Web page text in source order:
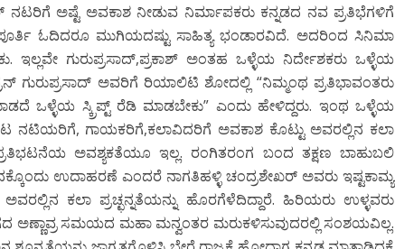
ಅಷ್ಟೆ ಅವಕಾಶ ನೀಡುವ ನಿರ್ಮಾಪಕರು ಕನ್ನಡದ ನವ ಪ್ರತಿಭೆಗಳಿಗೆ
ಪೂರ್ತಿ ಓದಿದರೂ ಮುಗಿಯದಷ್ಟು ಸಾಹಿತ್ಯ ಭಂಡಾರವಿದೆ. ಅದರಿಂದ ಸಿನಿಮಾ
ಇಲ್ಲವೇ ಗುರುಪ್ರಸಾದ್,ಪ್ರಕಾಶ್ ಅಂತಹ ಒಳ್ಳೆಯ ನಿರ್ದೇಶಕರು ಒಳ್ಳೆಯ
ಗುರುಪ್ರಸಾದ್ ಅವರಿಗೆ ರಿಯಾಲಿಟಿ ಶೋದಲ್ಲಿ “ನಿಮ್ಮಂಥ ಪ್ರತಿಭಾವಂತರು
ಒಳ್ಳೆಯ ಸ್ಕ್ರಿಪ್ಟ್ ರೆಡಿ ಮಾಡಬೇಕು” ಎಂದು ಹೇಳಿದ್ದರು. ಇಂಥ ಒಳ್ಳೆಯ
ನಟಿಯರಿಗೆ, ಗಾಯಕರಿಗೆ,ಕಲಾವಿದರಿಗೆ ಅವಕಾಶ ಕೊಟ್ಟು ಅವರಲ್ಲಿನ ಕಲಾ
ಅವಶ್ಯಕತೆಯೂ ಇಲ್ಲ. ರಂಗಿತರಂಗ ಬಂದ ತಕ್ಷಣ ಬಾಹುಬಲಿ
ಉದಾಹರಣೆ ಎಂದರೆ ನಾಗತಿಹಳ್ಳಿ ಚಂದ್ರಶೇಖರ್ ಅವರು ಇಷ್ಟಕಾಮ್ಯ
ಕಲಾ ಪ್ರಚ್ಛನ್ನತೆಯನ್ನು ಹೊರಗೆಳೆದಿದ್ದಾರೆ. ಹಿರಿಯರು ಉಳ್ಳವರು
ಅಣ್ಣಾವ್ರ ಸಮಯದ ಮಹಾ ಮನ್ವಂತರ ಮರುಕಳಿಸುವುದರಲ್ಲಿ ಸಂಶಯವಿಲ್ಲ.